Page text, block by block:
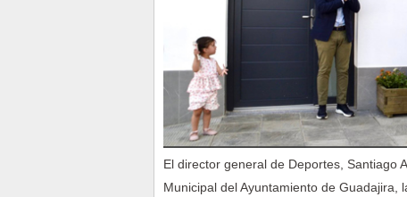
El director general de Deportes, Santiago
Municipal del Ayuntamiento de Guadajira,